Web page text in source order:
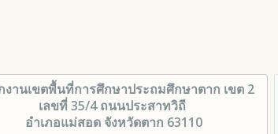
งานเขตพื้นที่การศึกษาประถมศึกษาตาก เขต 2
เลขที่ 35/4 ถนนประสาทวิถี
อำเภอแม่สอด จังหวัดตาก 63110